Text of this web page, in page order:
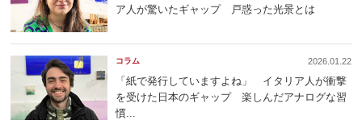
ア人が驚いたギャップ 戸惑った光景とは
コラム 2026.01.22
「紙で発行していますよね」 イタリア人が衝撃
を受けた日本のギャップ 楽しんだアナログな習
慣...